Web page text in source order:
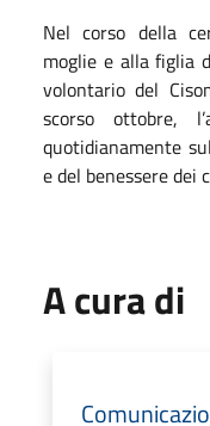
Nel corso della
moglie e alla figlia
volontario del
scorso ottobre,
quotidianamente
e del benessere dei
A cura di